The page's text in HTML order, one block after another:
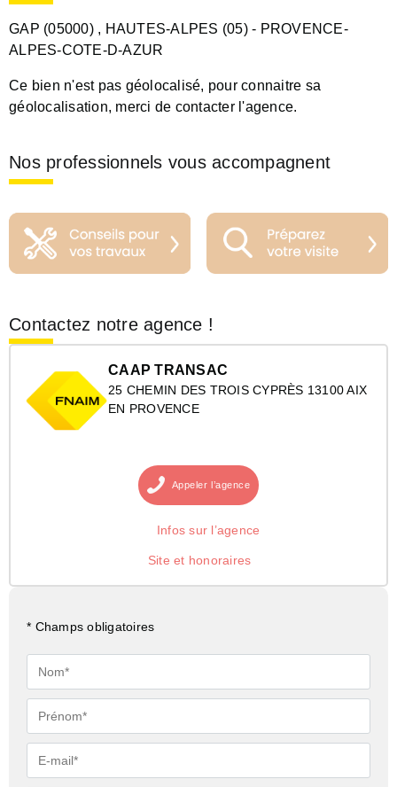
GAP (05000) , HAUTES-ALPES (05) - PROVENCE-
ALPES-COTE-D-AZUR
Ce bien n'est pas géolocalisé, pour connaitre sa
géolocalisation, merci de contacter l'agence.
Nos professionnels vous accompagnent
Contactez notre agence !
CAAP TRANSAC
25 CHEMIN DES TROIS CYPRÈS 13100 AIX
EN PROVENCE
Appeler l’agence
Infos sur l’agence
Site et honoraires
* Champs obligatoires
Nom*
Prénom*
E-
mail*